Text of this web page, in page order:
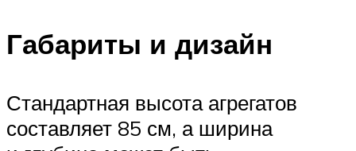
Габариты и дизайн
Стандартная высота агрегатов
составляет 85 см, а ширина